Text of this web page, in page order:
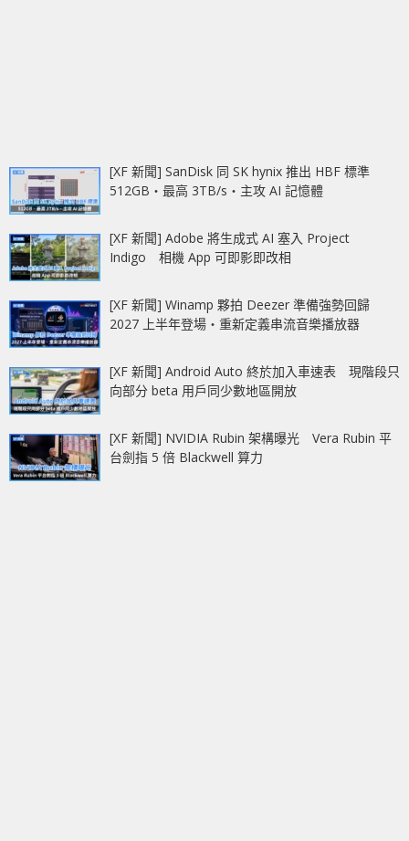
[XF 新聞] SanDisk 同 SK hynix 推出 HBF 標準
512GB‧最高 3TB/s‧主攻 AI 記憶體
[XF 新聞] Adobe 將生成式 AI 塞入 Project
Indigo 相機 App 可即影即改相
[XF 新聞] Winamp 夥拍 Deezer 準備強勢回歸
2027 上半年登場‧重新定義串流音樂播放器
[XF 新聞] Android Auto 終於加入車速表 現階段只
向部分 beta 用戶同少數地區開放
[XF 新聞] NVIDIA Rubin 架構曝光 Vera Rubin 平
台劍指 5 倍 Blackwell 算力